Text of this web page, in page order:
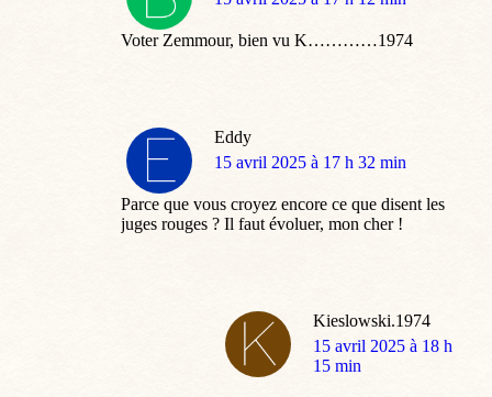
Voter Zemmour, bien vu K…………1974
Eddy
dit
15 avril 2025 à 17 h 32 min
Parce que vous croyez encore ce que disent les
juges rouges ? Il faut évoluer, mon cher !
Kieslowski.1974
dit
:
15 avril 2025 à 18 h
15 min